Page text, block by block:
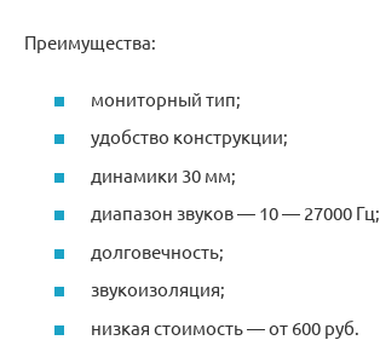
Преимущества:
мониторный тип;
удобство конструкции;
динамики 30 мм;
диапазон звуков — 10 — 27000 Гц;
долговечность;
звукоизоляция;
низкая стоимость — от 600 руб.